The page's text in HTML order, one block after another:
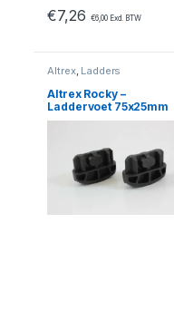
€7,26 €6,00Excl. BTW
Altrex, Ladders
Altrex Rocky –
Laddervoet 75x25mm